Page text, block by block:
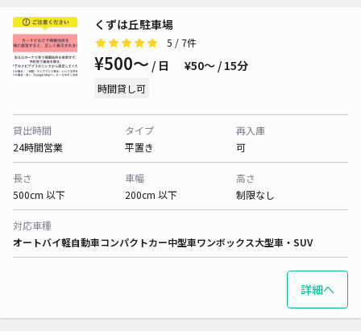
くずは丘駐車場
5 / 7件
¥500〜 / 日 ¥50〜 / 15分
時間貸し可
貸出時間
24時間営業
タイプ
平置き
再入庫
可
長さ
500cm 以下
車幅
200cm 以下
高さ
制限なし
対応車種
オートバイ軽自動車コンパクトカー中型車ワンボックス大型車・SUV
詳細へ